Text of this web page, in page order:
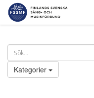
Kategorier